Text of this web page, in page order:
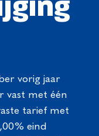
vorig jaar
vast met één
tarief met
eind